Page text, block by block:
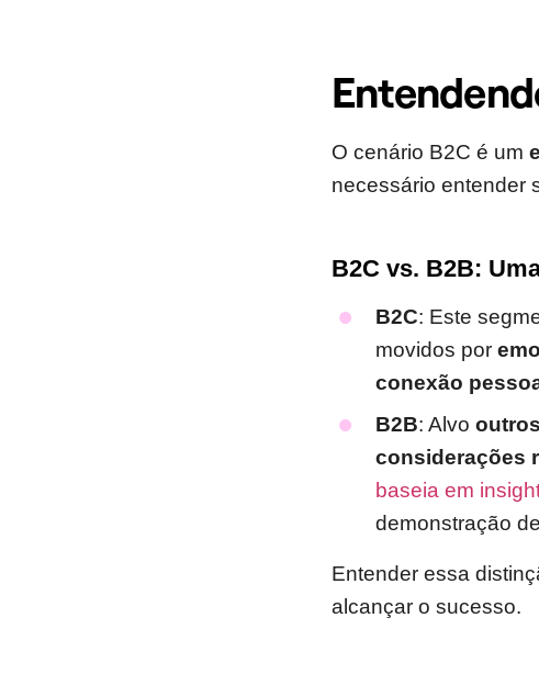
O cenário B2C é um
necessário entender
B2C vs. B2B:
B2C: Este
movidos por
conexão
B2B: Alvo outros
considerações
baseia em
demonstração
Entender essa
alcançar o sucesso.